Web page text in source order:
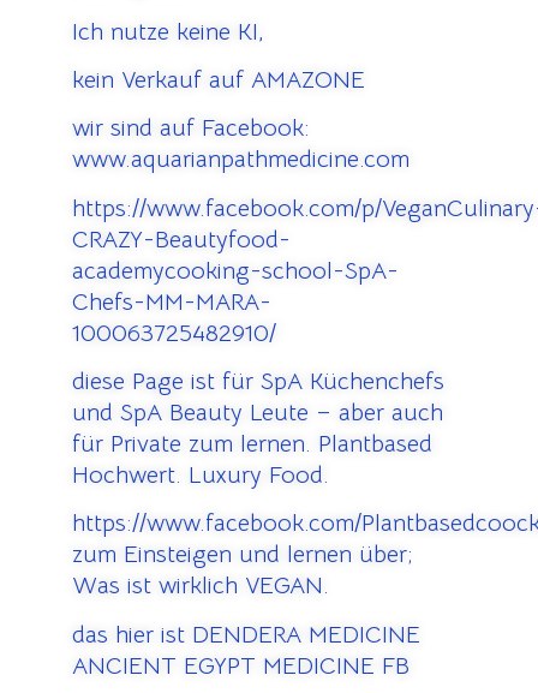
Ich nutze keine KI,
kein Verkauf auf AMAZONE
wir sind auf Facebook:
www.aquarianpathmedicine.com
https://www.facebook.com/p/
CRAZY-Beautyfood-
academycooking-school-SpA-
Chefs-MM-MARA-
100063725482910/
diese Page ist für SpA Küchenchefs
und SpA Beauty Leute – aber auch
für Private zum lernen. Plantbased
Hochwert. Luxury Food.
https://www.facebook.com/
zum Einsteigen und lernen über;
Was ist wirklich VEGAN.
das hier ist DENDERA MEDICINE
ANCIENT EGYPT MEDICINE FB